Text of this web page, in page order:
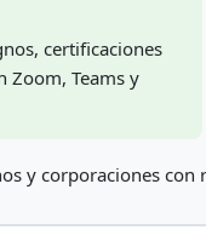
certificaciones
Zoom, Teams y
y corporaciones